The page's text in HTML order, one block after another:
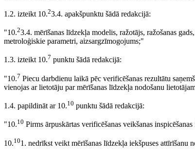
1.2. izteikt 10.23.4. apakšpunktu šādā redakcijā:
"10.23.4. mērīšanas līdzekļa modelis, ražotājs, ražošanas
metroloģiskie parametri, aizsargzīmogojums;"
1.3. izteikt 10.7 punktu šādā redakcijā:
"10.7 Piecu darbdienu laikā pēc verificēšanas rezultātu
vienojas ar lietotāju par mērīšanas līdzekļa nodošanu
1.4. papildināt ar 10.10 punktu šādā redakcijā:
"10.10 Pirms ārpuskārtas verificēšanas veikšanas
10.101. nedrīkst veikt mērīšanas līdzekļa iekšpuses attīrīšanu